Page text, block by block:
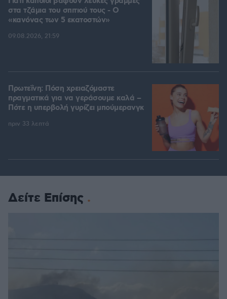
στα τζάμια του σπιτιού τους - Ο
«κανόνας των 5 εκατοστών»
09.08.2026, 21:59
Πρωτεΐνη: Πόση χρειαζόμαστε
πραγματικά για να γεράσουμε καλά –
Πότε η υπερβολή γυρίζει μπούμερανγκ
πριν 33 λεπτά
Δείτε Επίσης